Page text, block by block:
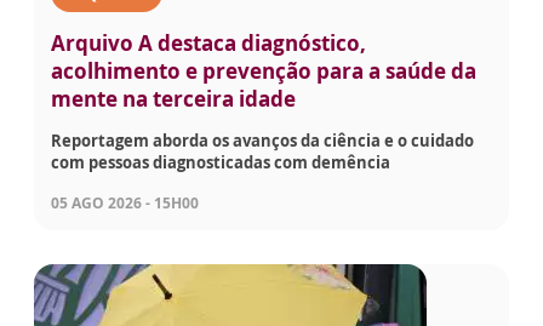
Arquivo A destaca diagnóstico,
acolhimento e prevenção para a saúde da
mente na terceira idade
Reportagem aborda os avanços da ciência e o cuidado
com pessoas diagnosticadas com demência
05 AGO 2026 - 15H00